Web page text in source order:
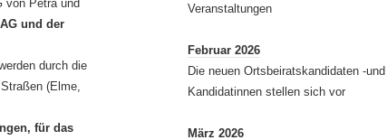
von Petra und
und der
durch die
(Elme,
für das
Veranstaltungen
Februar 2026
Die neuen Ortsbeiratskandidaten -und
Kandidatinnen stellen sich vor
März 2026